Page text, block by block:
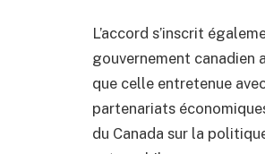
L’accord s’inscrit
gouvernement canadien
que celle entretenue
partenariats
du Canada sur la